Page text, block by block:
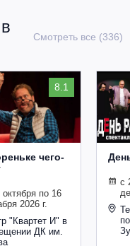
Смотреть все (336)
8.1
чего-
октября по 16
2026 г.
"Квартет И" в
ДК им.
с